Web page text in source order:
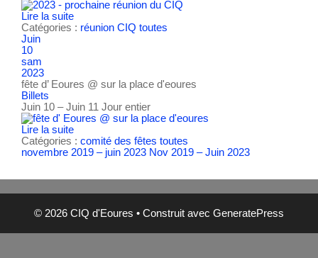
Lire la suite
Catégories : réunion CIQ toutes
Juin
10
sam
2023
fête d’ Eoures @ sur la place d'eoures
Billets
Juin 10 – Juin 11 Jour entier
Lire la suite
Catégories : comité des fêtes toutes
novembre 2019 – juin 2023 Nov 2019 – Juin 2023
© 2026 CIQ d'Eoures • Construit avec GeneratePress